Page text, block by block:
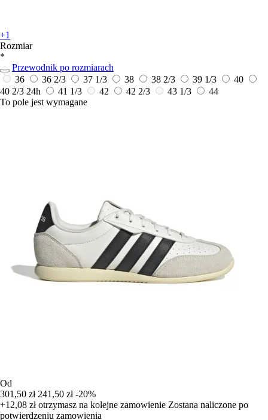
+1
Rozmiar
*
Przewodnik po rozmiarach
36
36 2/3 37 1/3 38 38 2/3 39 1/3
40
40 2/3 24h 41 1/3 42 42 2/3 43 1/3
44
To pole jest wymagane
Od
301,50 zł 241,50 zł -20%
+12,08 złotrzymasz na kolejne zamowienie Zostana naliczone po
potwierdzeniu zamowienia